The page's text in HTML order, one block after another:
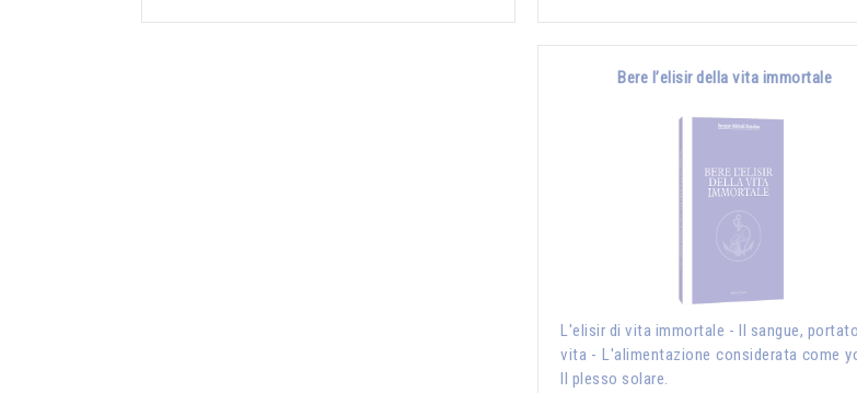
Bere l’elisir della vita immortale
L'elisir di vita immortale - Il sangue,
vita - L'alimentazione considerata come
Il plesso solare.